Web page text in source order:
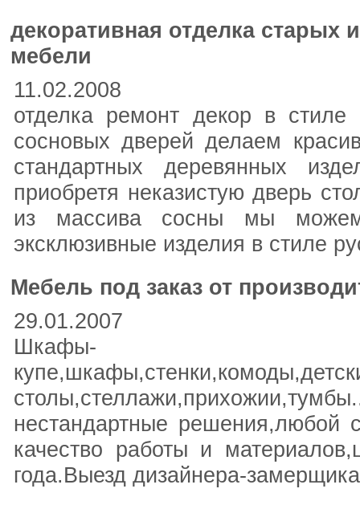
декоративная отделка
мебели
11.02.2008
отделка ремонт декор в
сосновых дверей делаем
стандартных деревянных
приобретя неказистую дверь
из массива сосны мы
эксклюзивные изделия в стиле
Мебель под заказ от
29.01.2007
Шкафы-
нестандартные решения,любой
качество работы и
года.Выезд дизайнера-